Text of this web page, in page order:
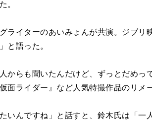
。
イターのあいみょんが共演。ジブリ
と語った。
らも聞いたんだけど、ずっとだめ
面ライダー』など人気特撮作品のリ
いんですね」と話すと、鈴木氏は「